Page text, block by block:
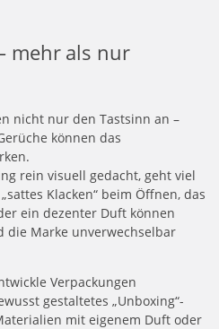
mehr als nur
nicht nur den Tastsinn an –
können das
rein visuell gedacht, geht viel
Klacken“ beim Öffnen, das
ein dezenter Duft können
die Marke unverwechselbar
Verpackungen
gestaltetes „Unboxing“-
mit eigenem Duft oder